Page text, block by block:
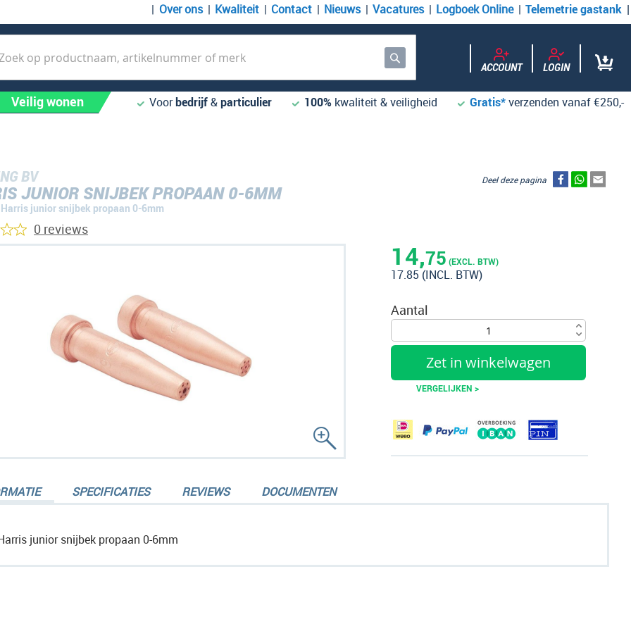
Over ons Kwaliteit Contact Nieuws Vacatures Logboek Online Telemetrie gastank
Zoek ACCOUNT LOGIN
Veilig wonen Voorbedrijf&particulier 100% kwaliteit & veiligheid Gratis*verzenden vanaf €250,-
BV
JUNIOR SNIJBEK PROPAAN 0-6MM
Harris junior snijbek propaan 0-6mm
14,75 (EXCL. BTW)
17.85 (INCL. BTW)
Aantal
Zet in winkelwagen
VERGELIJKEN >
Deel deze pagina
0 reviews
junior snijbek propaan 0-6mm
SPECIFICATIES REVIEWS DOCUMENTEN